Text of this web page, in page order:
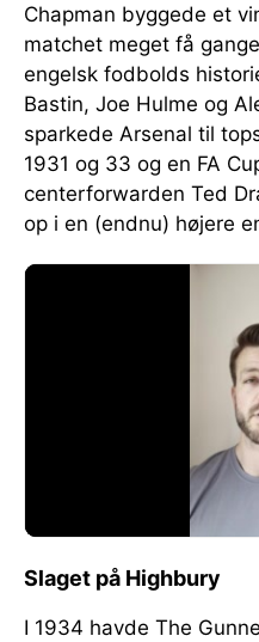
Chapman byggede et
matchet meget få
engelsk fodbolds
Bastin, Joe Hulme og
sparkede Arsenal til
1931 og 33 og en FA
centerforwarden Ted
op i en (endnu) højere
Slaget på Highbury
I 1934 havde The